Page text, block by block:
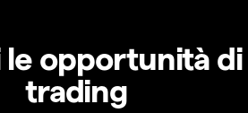
le opportunità di
trading